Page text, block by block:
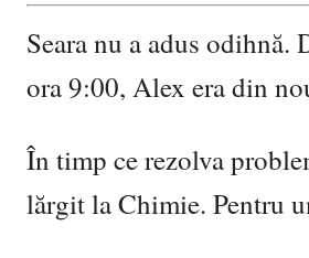
Seara nu a adus
ora 9:00, Alex era din
În timp ce rezolva
lărgit la Chimie. Pentru